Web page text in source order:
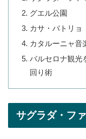
グエル公園
カサ・バトリョ
カタルーニャ音
バルセロナ観光
回り術
サグラダ・フ